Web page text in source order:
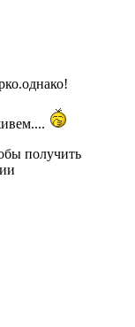
получить